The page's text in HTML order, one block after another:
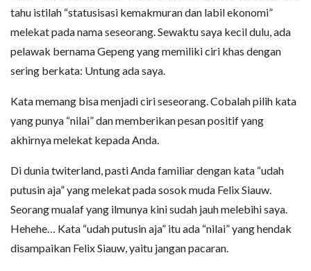
tahu istilah “statusisasi kemakmuran dan labil ekonomi”
melekat pada nama seseorang. Sewaktu saya kecil dulu, ada
pelawak bernama Gepeng yang memiliki ciri khas dengan
sering berkata: Untung ada saya.
Kata memang bisa menjadi ciri seseorang. Cobalah pilih kata
yang punya “nilai” dan memberikan pesan positif yang
akhirnya melekat kepada Anda.
Di dunia twiterland, pasti Anda familiar dengan kata “udah
putusin aja” yang melekat pada sosok muda Felix Siauw.
Seorang mualaf yang ilmunya kini sudah jauh melebihi saya.
Hehehe… Kata “udah putusin aja” itu ada “nilai” yang hendak
disampaikan Felix Siauw, yaitu jangan pacaran.